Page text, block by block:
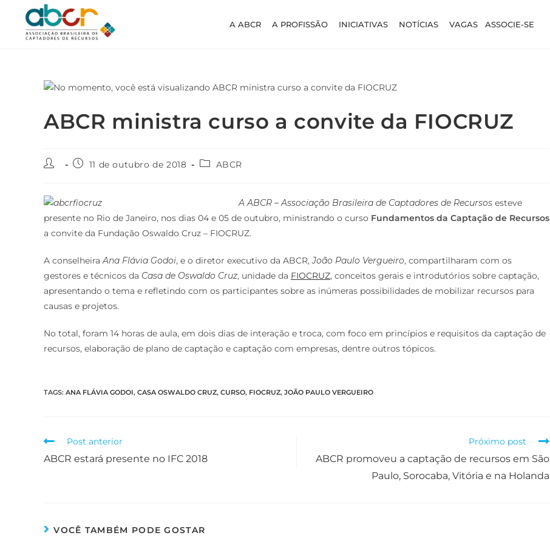
A ABCR A PROFISSÃO INICIATIVAS NOTÍCIAS VAGAS ASSOCIE-SE
ABCR ministra curso a convite da FIOCRUZ
11 de outubro de 2018 ABCR
A ABCR – Associação Brasileira de Captadores de Recursos esteve
presente no Rio de Janeiro, nos dias 04 e 05 de outubro, ministrando o curso Fundamentos da Captação de Recursos
a convite da Fundação Oswaldo Cruz – FIOCRUZ.
A conselheiraAna Flávia Godoi, e o diretor executivo da ABCR,João Paulo Vergueiro, compartilharam com os
gestores e técnicos da Casa de Oswaldo Cruz, unidade da FIOCRUZ, conceitos gerais e introdutórios sobre captação,
apresentando o tema e refletindo com os participantes sobre as inúmeras possibilidades de mobilizar recursos para
causas e projetos.
No total, foram 14 horas de aula, em dois dias de interação e troca, com foco em princípios e requisitos da captação de
recursos, elaboração de plano de captação e captação com empresas, dentre outros tópicos.
TAGS: ANA FLÁVIA GODOI, CASA OSWALDO CRUZ, CURSO, FIOCRUZ, JOÃO PAULO VERGUEIRO
Post anterior
ABCR estará presente no IFC 2018
Próximo post
ABCR promoveu a captação de recursos em São
Paulo, Sorocaba, Vitória e na Holanda
VOCÊ TAMBÉM PODE GOSTAR